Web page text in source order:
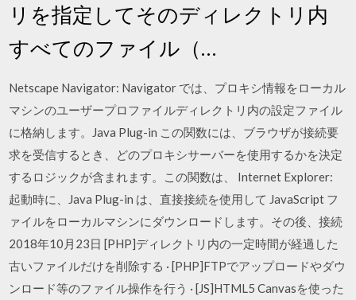
リを指定してそのディレクトリ内
すべてのファイル（…
Netscape Navigator: Navigator では、プロキシ情報をローカル
マシンのユーザープロファイルディレクトリ内の設定ファイル
に格納します。Java Plug-in この関数には、ブラウザが接続要
求を受信するとき、どのプロキシサーバーを使用するかを決定
するロジックが含まれます。この関数は、 Internet Explorer:
起動時に、Java Plug-in は、直接接続を使用して JavaScript フ
ァイルをローカルマシンにダウンロードします。その後、接続
2018年10月23日 [PHP]ディレクトリ内の一定時間が経過した
古いファイルだけを削除する · [PHP]FTPでアップロードやダウ
ンロード等のファイル操作を行う · [JS]HTML5 Canvasを使った